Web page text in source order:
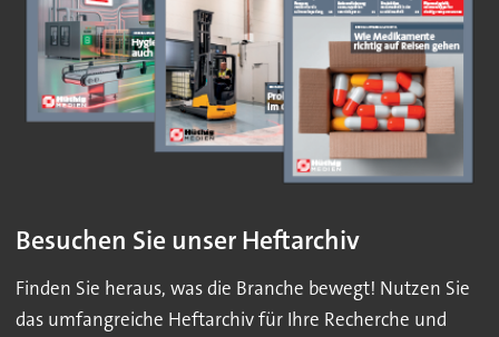
Besuchen Sie unser Heftarchiv
Finden Sie heraus, was die Branche bewegt! Nutzen Sie
das umfangreiche Heftarchiv für Ihre Recherche und